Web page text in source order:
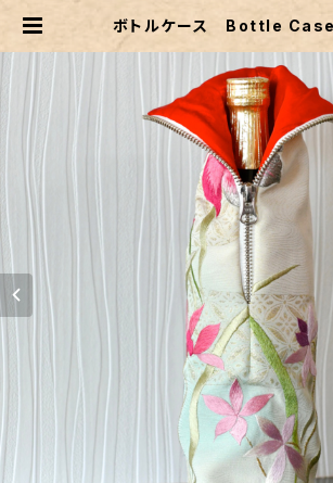
ボトルケース Bottle
村中手芸オンラインショップ 透